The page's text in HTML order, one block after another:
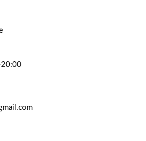
20:00